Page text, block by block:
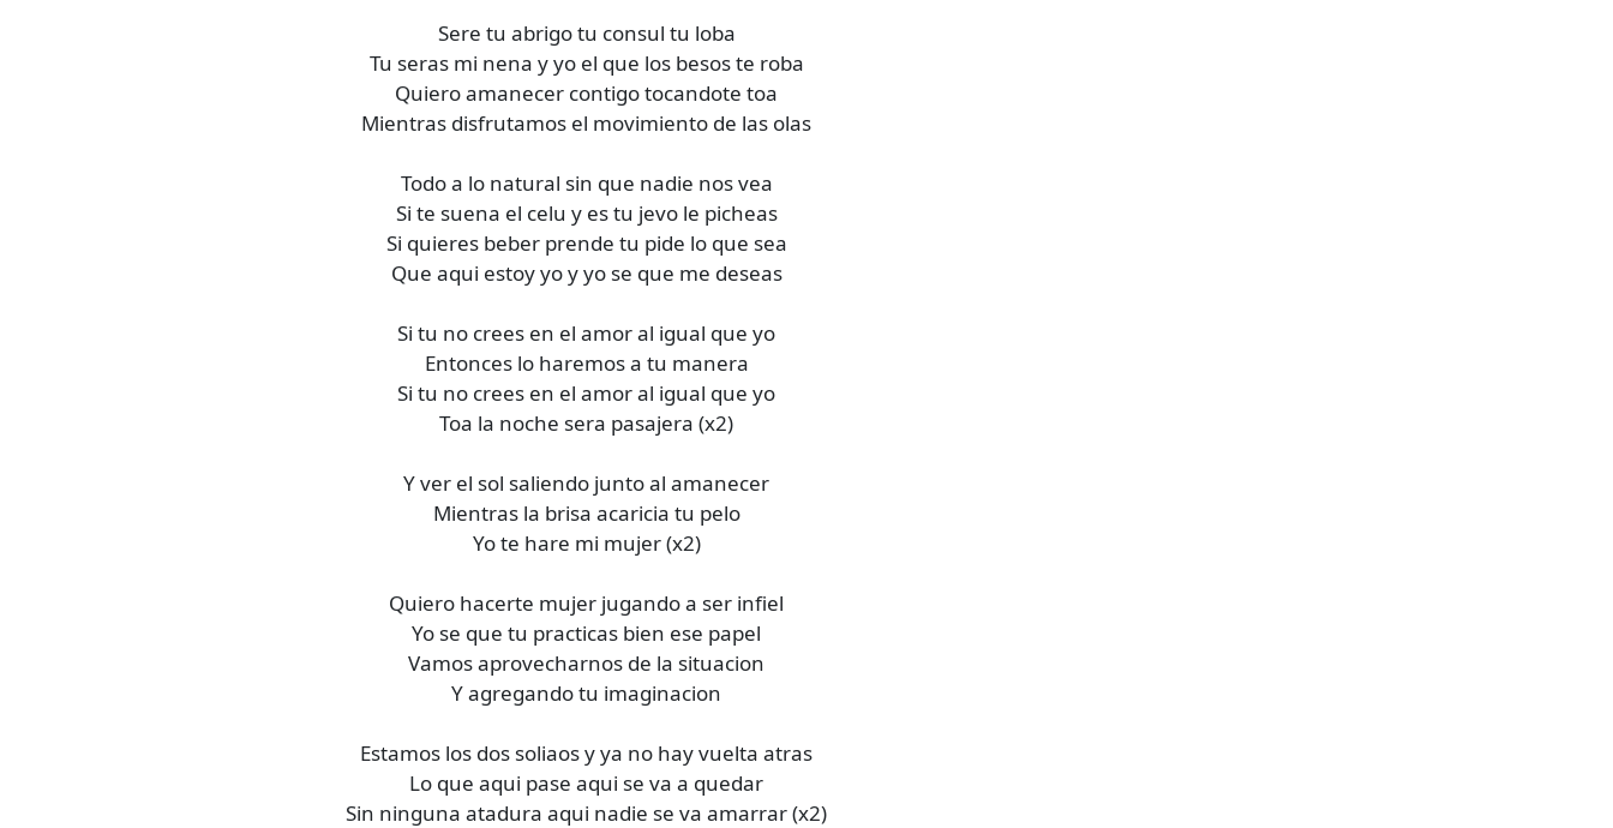
Sere tu abrigo tu consul tu loba
Tu seras mi nena y yo el que los besos te roba
Quiero amanecer contigo tocandote toa
Mientras disfrutamos el movimiento de las olas
Todo a lo natural sin que nadie nos vea
Si te suena el celu y es tu jevo le picheas
Si quieres beber prende tu pide lo que sea
Que aqui estoy yo y yo se que me deseas
Si tu no crees en el amor al igual que yo
Entonces lo haremos a tu manera
Si tu no crees en el amor al igual que yo
Toa la noche sera pasajera (x2)
Y ver el sol saliendo junto al amanecer
Mientras la brisa acaricia tu pelo
Yo te hare mi mujer (x2)
Quiero hacerte mujer jugando a ser infiel
Yo se que tu practicas bien ese papel
Vamos aprovecharnos de la situacion
Y agregando tu imaginacion
Estamos los dos soliaos y ya no hay vuelta atras
Lo que aqui pase aqui se va a quedar
Sin ninguna atadura aqui nadie se va amarrar (x2)